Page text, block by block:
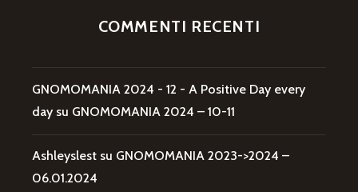
COMMENTI RECENTI
GNOMOMANIA 2024 - 12 - A Positive Day every
day su GNOMOMANIA 2024 – 10-11
Ashleyslest su GNOMOMANIA 2023->2024 –
06.01.2024